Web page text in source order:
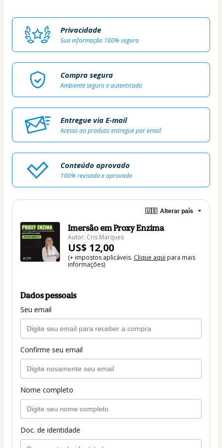
Privacidade
Sua informação 100% segura
Compra segura
Ambiente seguro e autenticado
Entregue via E-mail
Acesso ao produto entregue por email
Conteúdo aprovado
100% revisado e aprovado
🇺🇸 Alterar país
Imersão em Proxy Enzima
Autor: Cris Marques
US$ 12,00
(+ impostos aplicáveis. Clique aqui para mais
informações)
Dados pessoais
Seu email
Confirme seu email
Nome completo
Doc. de identidade